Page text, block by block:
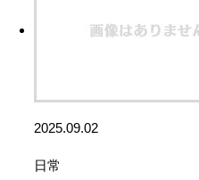
2025.09.02
日常